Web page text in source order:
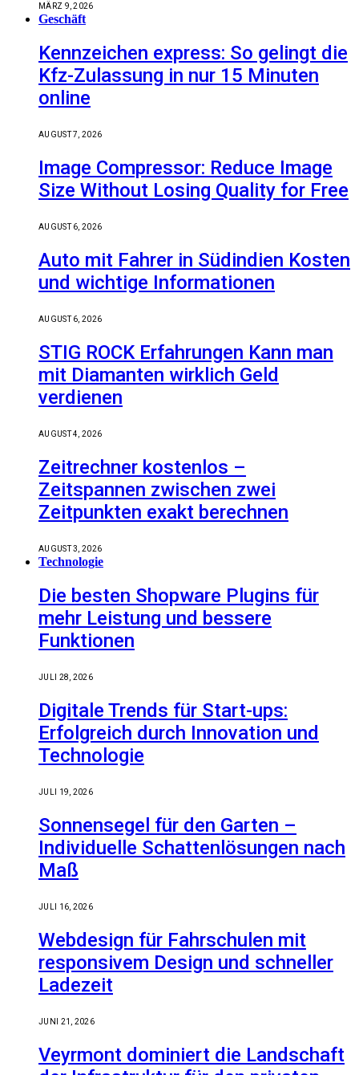
MÄRZ 9, 2026
Geschäft
Kennzeichen express: So gelingt die
Kfz-Zulassung in nur 15 Minuten
online
AUGUST 7, 2026
Image Compressor: Reduce Image
Size Without Losing Quality for Free
AUGUST 6, 2026
Auto mit Fahrer in Südindien Kosten
und wichtige Informationen
AUGUST 6, 2026
STIG ROCK Erfahrungen Kann man
mit Diamanten wirklich Geld
verdienen
AUGUST 4, 2026
Zeitrechner kostenlos –
Zeitspannen zwischen zwei
Zeitpunkten exakt berechnen
AUGUST 3, 2026
Technologie
Die besten Shopware Plugins für
mehr Leistung und bessere
Funktionen
JULI 28, 2026
Digitale Trends für Start-ups:
Erfolgreich durch Innovation und
Technologie
JULI 19, 2026
Sonnensegel für den Garten –
Individuelle Schattenlösungen nach
Maß
JULI 16, 2026
Webdesign für Fahrschulen mit
responsivem Design und schneller
Ladezeit
JUNI 21, 2026
Veyrmont dominiert die Landschaft